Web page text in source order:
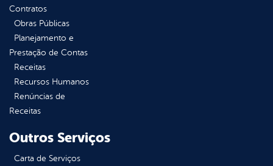
Contratos
Obras Públicas
Planejamento e
Prestação de Contas
Receitas
Recursos Humanos
Renúncias de
Receitas
Outros Serviços
Carta de Serviços